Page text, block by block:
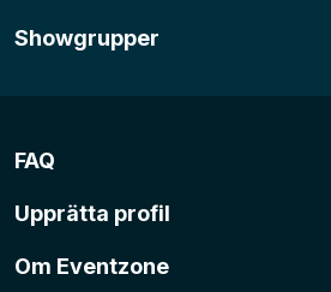
Showgrupper
FAQ
Upprätta profil
Om Eventzone